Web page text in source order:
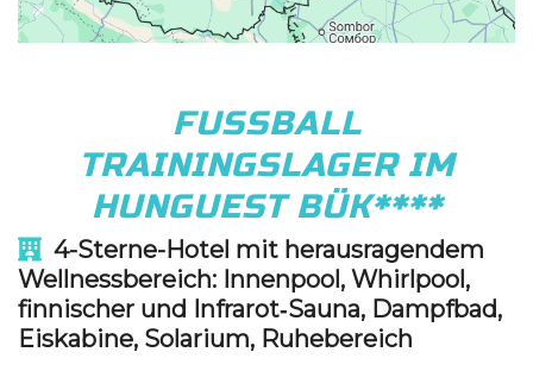
FUSSBALL
TRAININGSLAGER IM
HUNGUEST BÜK****
4-Sterne-Hotel mit herausragendem
Wellnessbereich: Innenpool, Whirlpool,
finnischer und Infrarot‑Sauna, Dampfbad,
Eiskabine, Solarium, Ruhebereich